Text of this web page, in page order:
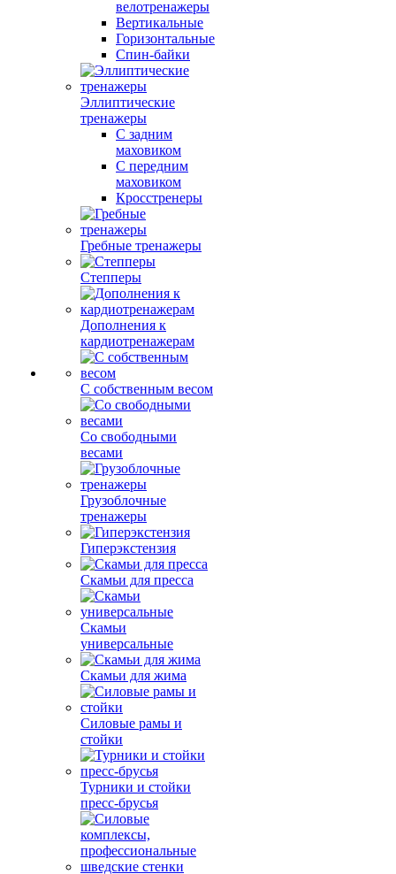
велотренажеры
Вертикальные
Горизонтальные
Спин-байки
Эллиптические
тренажеры
С задним
маховиком
С передним
маховиком
Кросстренеры
Гребные тренажеры
Степперы
Дополнения к
кардиотренажерам
С собственным весом
Со свободными
весами
Грузоблочные
тренажеры
Гиперэкстензия
Скамьи для пресса
Скамьи
универсальные
Скамьи для жима
Силовые рамы и
стойки
Турники и стойки
пресс-брусья